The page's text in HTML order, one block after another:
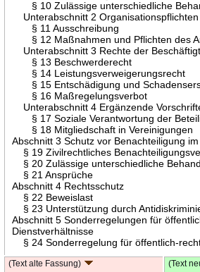
§ 10 Zulässige unterschiedliche
Unterabschnitt 2
§ 11 Ausschreibung
§ 12 Maßnahmen und Pflichten des
Unterabschnitt 3 Rechte der
§ 13 Beschwerderecht
§ 14 Leistungsverweigerungsrecht
§ 15 Entschädigung und
§ 16 Maßregelungsverbot
Unterabschnitt 4 Ergänzende
§ 17 Soziale Verantwortung der
§ 18 Mitgliedschaft in Vereinigungen
Abschnitt 3 Schutz vor Benachteiligung
§ 19 Zivilrechtliches
§ 20 Zulässige unterschiedliche
§ 21 Ansprüche
Abschnitt 4 Rechtsschutz
§ 22 Beweislast
§ 23 Unterstützung durch
Abschnitt 5 Sonderregelungen für
Dienstverhältnisse
§ 24 Sonderregelung für öffentlich-
(Text alte Fassung) (Text